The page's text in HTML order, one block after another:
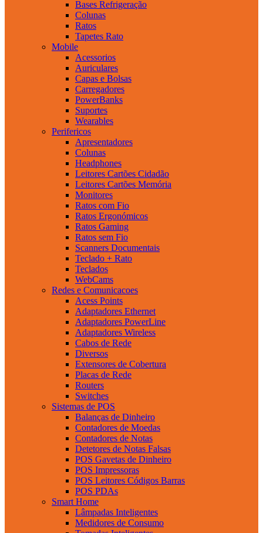
Bases Refrigeração
Colunas
Ratos
Tapetes Rato
Mobile
Acessorios
Auriculares
Capas e Bolsas
Carregadores
PowerBanks
Suportes
Wearables
Perifericos
Apresentadores
Colunas
Headphones
Leitores Cartões Cidadão
Leitores Cartões Memória
Monitores
Ratos com Fio
Ratos Ergonómicos
Ratos Gaming
Ratos sem Fio
Scanners Documentais
Teclado + Rato
Teclados
WebCams
Redes e Comunicacoes
Acess Points
Adaptadores Ethernet
Adaptadores PowerLine
Adaptadores Wireless
Cabos de Rede
Diversos
Extensores de Cobertura
Placas de Rede
Routers
Switches
Sistemas de POS
Balanças de Dinheiro
Contadores de Moedas
Contadores de Notas
Detetores de Notas Falsas
POS Gavetas de Dinheiro
POS Impressoras
POS Leitores Códigos Barras
POS PDAs
Smart Home
Lâmpadas Inteligentes
Medidores de Consumo